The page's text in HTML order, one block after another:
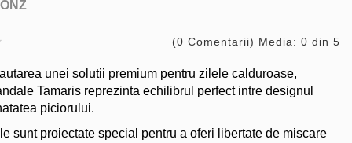
(0 Comentarii) Media: 0 din 5
unei solutii premium pentru zilele calduroase,
Tamaris reprezinta echilibrul perfect intre designul
piciorului.
sunt proiectate special pentru a oferi libertate de miscare